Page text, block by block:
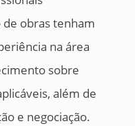
de obras tenham
na área
sobre
além de
e negociação.